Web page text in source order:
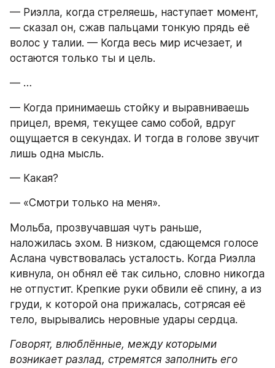
— Риэлла, когда стреляешь, наступает момент,
— сказал он, сжав пальцами тонкую прядь её
волос у талии. — Когда весь мир исчезает, и
остаются только ты и цель.
— …
— Когда принимаешь стойку и выравниваешь
прицел, время, текущее само собой, вдруг
ощущается в секундах. И тогда в голове звучит
лишь одна мысль.
— Какая?
— «Смотри только на меня».
Мольба, прозвучавшая чуть раньше,
наложилась эхом. В низком, сдающемся голосе
Аслана чувствовалась усталость. Когда Риэлла
кивнула, он обнял её так сильно, словно никогда
не отпустит. Крепкие руки обвили её спину, а из
груди, к которой она прижалась, сотрясая её
тело, вырывались неровные удары сердца.
Говорят, влюблённые, между которыми
возникает разлад, стремятся заполнить его